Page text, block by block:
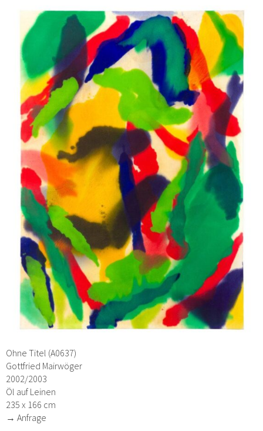
Ohne Titel (A0637)
Gottfried Mairwöger
2002/2003
Öl auf Leinen
235 x 166 cm
→ Anfrage